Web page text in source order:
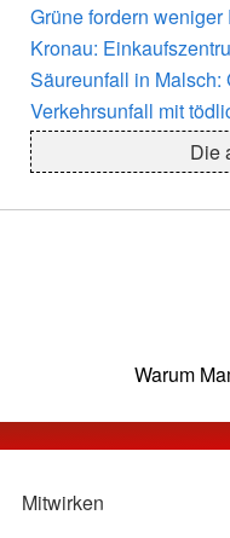
Grüne fordern
Kronau:
Säureunfall in Malsch:
Verkehrsunfall mit
Die
Warum
Mitwirken